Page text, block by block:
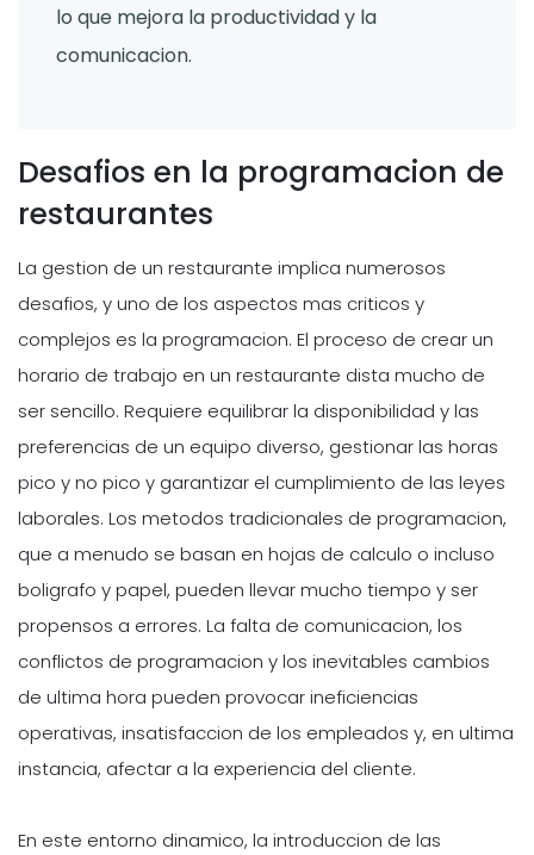
lo que mejora la productividad y la
comunicacion.
Desafios en la programacion de
restaurantes
La gestion de un restaurante implica numerosos
desafios, y uno de los aspectos mas criticos y
complejos es la programacion. El proceso de crear un
horario de trabajo en un restaurante dista mucho de
ser sencillo. Requiere equilibrar la disponibilidad y las
preferencias de un equipo diverso, gestionar las horas
pico y no pico y garantizar el cumplimiento de las leyes
laborales. Los metodos tradicionales de programacion,
que a menudo se basan en hojas de calculo o incluso
boligrafo y papel, pueden llevar mucho tiempo y ser
propensos a errores. La falta de comunicacion, los
conflictos de programacion y los inevitables cambios
de ultima hora pueden provocar ineficiencias
operativas, insatisfaccion de los empleados y, en ultima
instancia, afectar a la experiencia del cliente.
En este entorno dinamico, la introduccion de las